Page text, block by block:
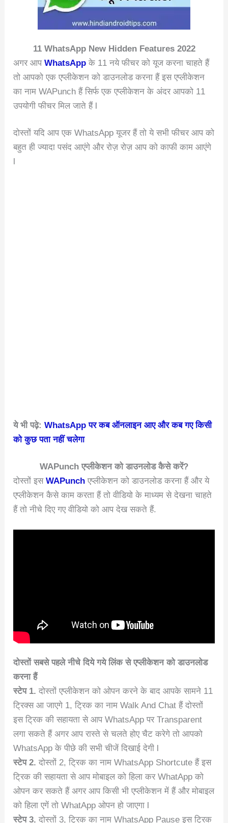
11 WhatsApp New Hidden Features 2022
अगर आपWhatsApp के 11 नये फीचर को यूज करना चाहते हैं
तो आपको एक एप्लीकेशन को डाउनलोड करना हैं इस एप्लीकेशन
का नाम WAPunch हैं सिर्फ एक एप्लीकेशन के अंदर आपको 11
उपयोगी फीचर मिल जाते हैं l
दोस्तों यदि आप एक WhatsApp यूजर हैं तो ये सभी फीचर आप को
बहुत ही ज्यादा पसंद आएंगे और रोज़ रोज़ आप को काफी काम आएंगे
ये भी पढ़े: WhatsApp पर कब ऑनलाइन आए और कब गए किसी
को कुछ पता नहीं चलेगा
WAPunch एप्लीकेशन को डाउनलोड कैसे करें?
दोस्तों इसWAPunch एप्लीकेशन को डाउनलोड करना हैं और ये
एप्लीकेशन कैसे काम करता हैं तो वीडियो के माध्यम से देखना चाहते
हैं तो नीचे दिए गए वीडियो को आप देख सकते हैं.
दोस्तों सबसे पहले नीचे दिये गये लिंक से एप्लीकेशन को डाउनलोड
करना हैं
स्टेप 1. दोस्तों एप्लीकेशन को ओपन करने के बाद आपके सामने 11
ट्रिक्स आ जाएगे 1, ट्रिक का नाम Walk And Chat हैं दोस्तों
इस ट्रिक की सहायता से आप WhatsApp पर Transparent
लगा सकते हैं अगर आप रास्ते से चलते होए चैट करेगे तो आपको
WhatsApp के पीछे की सभी चीजें दिखाई देगी l
स्टेप 2. दोस्तों 2, ट्रिक का नाम WhatsApp Shortcute हैं इस
ट्रिक की सहायता से आप मोबाइल को हिला कर WhatApp को
ओपन कर सकते हैं अगर आप किसी भी एप्लीकेशन में हैं और मोबाइल
को हिला एगें तो WhatApp ओपन हो जाएगा l
स्टेप 3. दोस्तों 3, ट्रिक का नाम WhatsApp Pause इस ट्रिक